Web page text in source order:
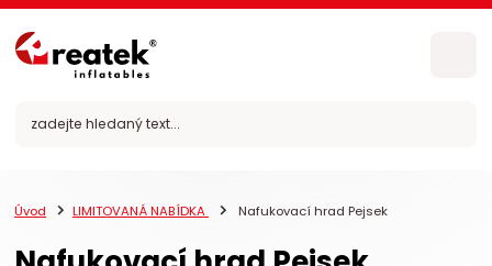
Úvod LIMITOVANÁ NABÍDKA Nafukovací hrad Pejsek